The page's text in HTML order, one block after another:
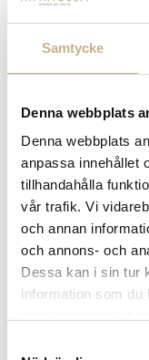
Samtycke
Denna webbplats
Denna webbplats
anpassa innehållet
tillhandahålla
vår trafik. Vi
och annan
och annons- och
Dessa kan i sin tur
information som du
Epic - Coffee Table
MER FRÅN GUBI